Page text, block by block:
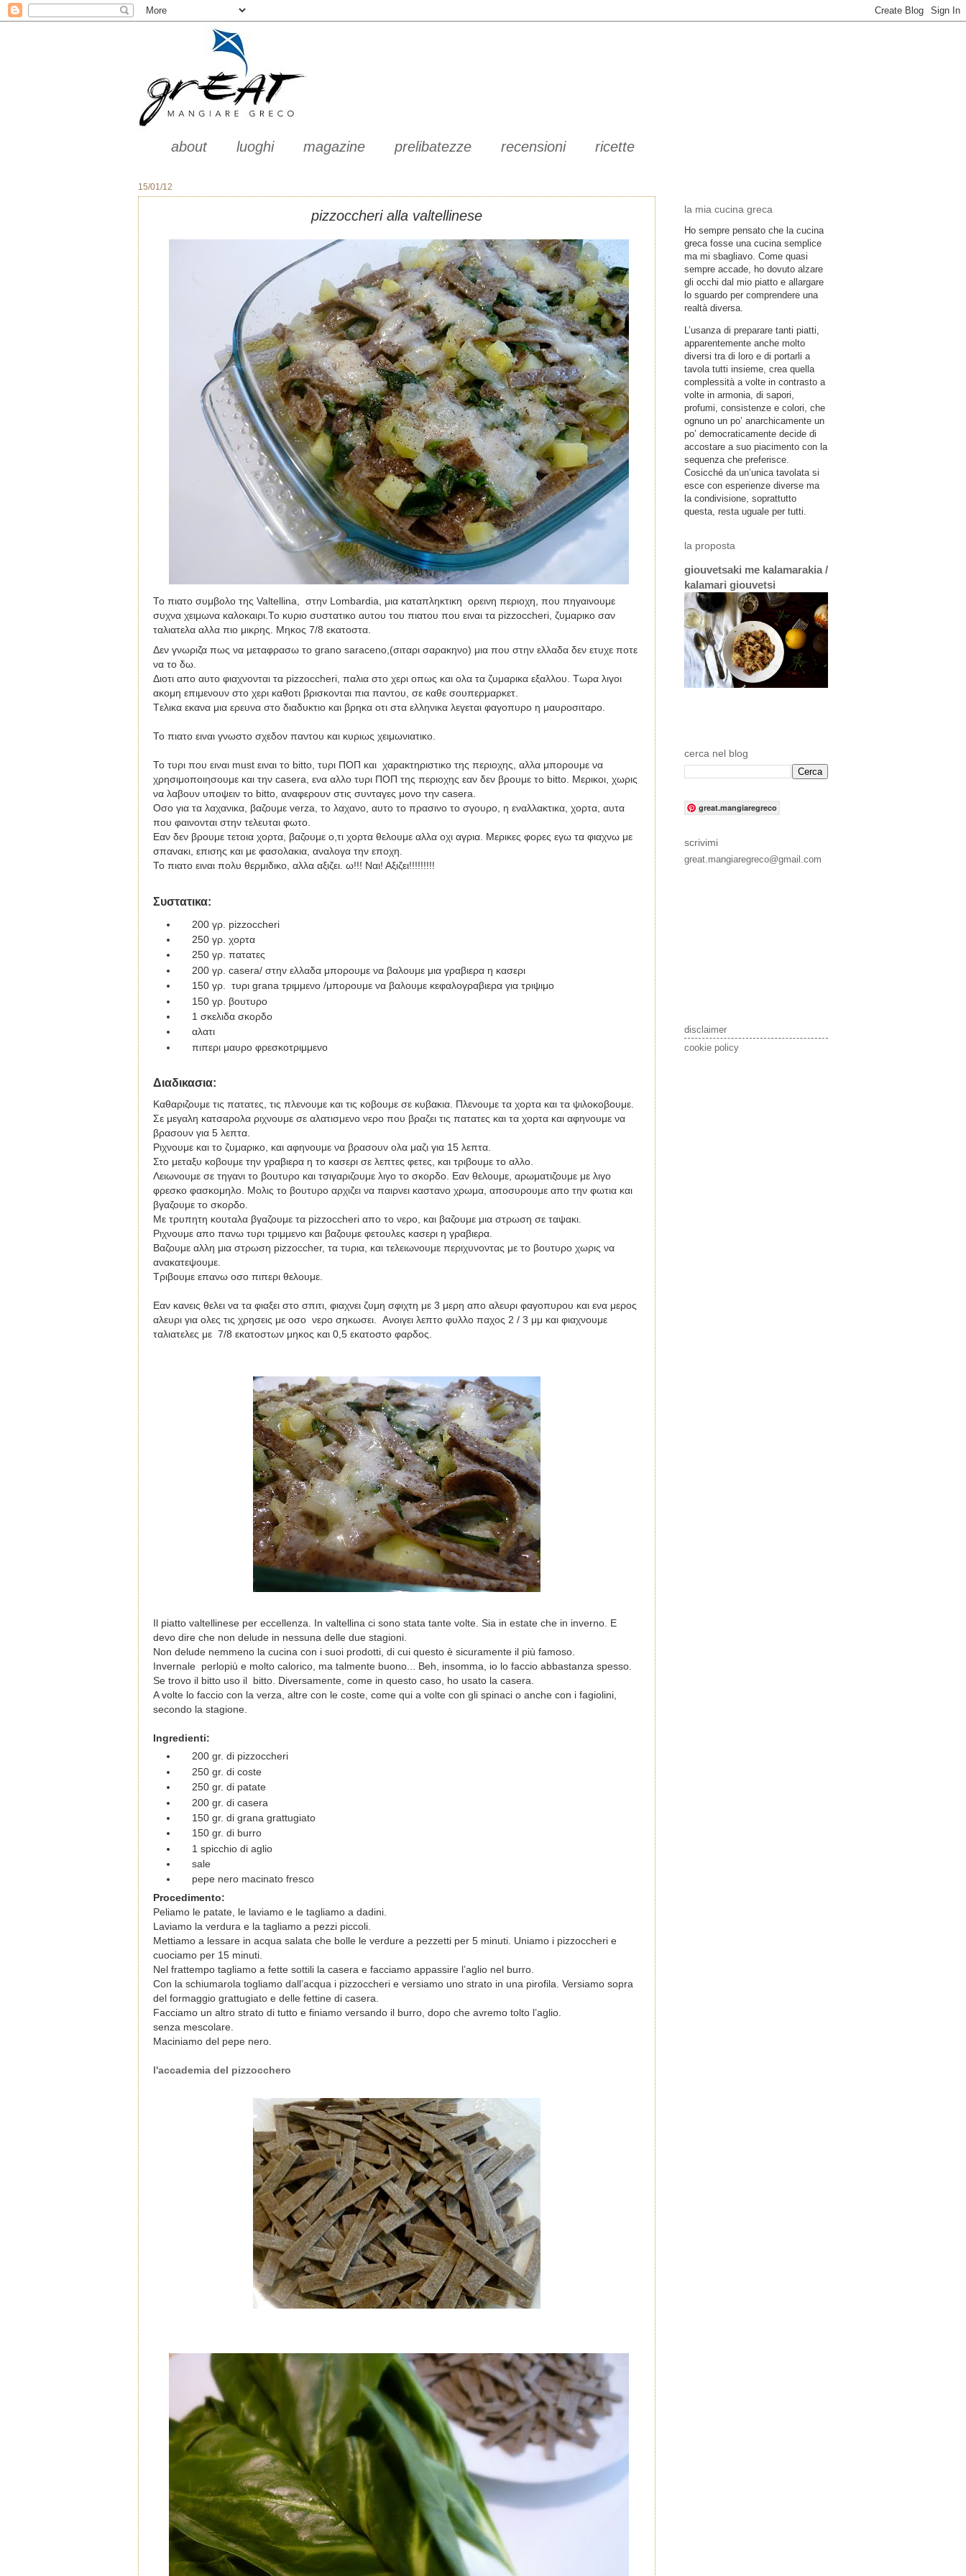
about luoghi magazine prelibatezze recensioni ricette
15/01/12
pizzoccheri alla valtellinese
Το πιατο συμβολο της Valtellina,
στην Lombardia, μια καταπληκτικη ορεινη περιοχη, που πηγαινουμε
συχνα χειμωνα καλοκαιρι. Το κυριο συστατικο αυτου του πιατου που ειναι τα pizzoccheri , ζυμαρικο σαν
ταλιατελα αλλα πιο μικρης. Μηκος 7/8 εκατοστα.
Δεν γνωριζα πως να μεταφρασω το grano saraceno ,(σιταρι σαρακηνο) μια που στην ελλαδα δεν ετυχε ποτε
να το δω.
Διοτι απο αυτο φιαχνονται τα pizzoccheri , παλια στο χερι οπως και ολα τα ζυμαρικα εξαλλου. Τωρα λιγοι
ακομη επιμενουν στο χερι καθοτι βρισκονται πια παντου, σε καθε σουπερμαρκετ.
Tελικα εκανα μια ερευνα στο διαδυκτιο και βρηκα οτι στα ελληνικα λεγεται φαγοπυρο η μαυροσιταρο.
Το πιατο ειναι γνωστο σχεδον παντου και κυριως χειμωνιατικο.
Το τυρι που ειναι must ειναι το bitto, τυρι ΠΟΠ και χαρακτηριστικο της περιοχης, αλλα μπορουμε να
χρησιμοποιησουμε και την casera , ενα αλλο τυρι ΠΟΠ της περιοχης εαν δεν βρουμε το bitto. Μερικοι, χωρις
να λαβουν υποψειν το bitto, αναφερουν στις συνταγες μονο την casera.
Οσο για τα λαχανικα, βαζουμε verza , το λαχανο, αυτο το πρασινο το σγουρο, η εναλλακτικα, χορτα, αυτα
που φαινονται στην τελευται φωτο.
Εαν δεν βρουμε τετοια χορτα, βαζουμε ο,τι χορτα θελουμε αλλα οχι αγρια. Μερικες φορες εγω τα φιαχνω με
σπανακι, επισης και με φασολακια, αναλογα την εποχη.
Το πιατο ειναι πολυ θερμιδικο, αλλα αξιζει. ω!!! Ναι! Αξιζει!!!!!!!!!
Συστατικα:
200 γρ. pizzoccheri
250 γρ. χορτα
250 γρ. πατατες
200 γρ. casera/ στην ελλαδα μπορουμε να βαλουμε μια γραβιερα η κασερι
150 γρ. τυρι grana τριμμενο /μπορουμε να βαλουμε κεφαλογραβιερα για τριψιμο
150 γρ. βουτυρο
1 σκελιδα σκορδο
αλατι
πιπερι μαυρο φρεσκοτριμμενο
Διαδικασια:
Καθαριζουμε τις πατατες, τις πλενουμε και τις κοβουμε σε κυβακια. Πλενουμε τα χορτα και τα ψιλοκοβουμε.
Σε μεγαλη κατσαρολα ριχνουμε σε αλατισμενο νερο που βραζει τις πατατες και τα χορτα και αφηνουμε να
βρασουν για 5 λεπτα.
Ριχνουμε και το ζυμαρικο, και αφηνουμε να βρασουν ολα μαζι για 15 λεπτα.
Στο μεταξυ κοβουμε την γραβιερα η το κασερι σε λεπτες φετες, και τριβουμε το αλλο.
Λειωνουμε σε τηγανι το βουτυρο και τσιγαριζουμε λιγο το σκορδο. Εαν θελουμε, αρωματιζουμε με λιγο
φρεσκο φασκομηλο. Μολις το βουτυρο αρχιζει να παιρνει καστανο χρωμα, αποσυρουμε απο την φωτια και
βγαζουμε το σκορδο.
Με τρυπητη κουταλα βγαζουμε τα pizzoccheri απο το νερο, και βαζουμε μια στρωση σε ταψακι.
Ριχνουμε απο πανω τυρι τριμμενο και βαζουμε φετουλες κασερι η γραβιερα.
Βαζουμε αλλη μια στρωση pizzoccher, τα τυρια, και τελειωνουμε περιχυνοντας με το βουτυρο χωρις να
ανακατεψουμε.
Τριβουμε επανω οσο πιπερι θελουμε.
Εαν κανεις θελει να τα φιαξει στο σπιτι, φιαχνει ζυμη σφιχτη με 3 μερη απο αλευρι φαγοπυρου και ενα μερος
αλευρι για ολες τις χρησεις με οσο νερο σηκωσει. Ανοιγει λεπτο φυλλο παχος 2 / 3 μμ και φιαχνουμε
ταλιατελες με 7/8 εκατοστων μηκος και 0,5 εκατοστο φαρδος.
Il piatto valtellinese per eccellenza. In valtellina ci sono stata tante volte. Sia in estate che in inverno. E
devo dire che non delude in nessuna delle due stagioni.
Non delude nemmeno la cucina con i suoi prodotti, di cui questo è sicuramente il più famoso.
Invernale perlopiù e molto calorico, ma talmente buono... Beh, insomma, io lo faccio abbastanza spesso.
Se trovo il bitto uso il bitto. Diversamente, come in questo caso, ho usato la casera.
A volte lo faccio con la verza, altre con le coste, come qui a volte con gli spinaci o anche con i fagiolini,
secondo la stagione.
Ingredienti:
200 gr. di pizzoccheri
250 gr. di coste
250 gr. di patate
200 gr. di casera
150 gr. di grana grattugiato
150 gr. di burro
1 spicchio di aglio
sale
pepe nero macinato fresco
Procedimento:
Peliamo le patate, le laviamo e le tagliamo a dadini.
Laviamo la verdura e la tagliamo a pezzi piccoli.
Mettiamo a lessare in acqua salata che bolle le verdure a pezzetti per 5 minuti. Uniamo i pizzoccheri e
cuociamo per 15 minuti.
Nel frattempo tagliamo a fette sottili la casera e facciamo appassire l’aglio nel burro.
Con la schiumarola togliamo dall’acqua i pizzoccheri e versiamo uno strato in una pirofila. Versiamo sopra
del formaggio grattugiato e delle fettine di casera.
Facciamo un altro strato di tutto e finiamo versando il burro, dopo che avremo tolto l’aglio.
senza mescolare.
Maciniamo del pepe nero.
l'accademia del pizzocchero
la mia cucina greca
Ho sempre pensato che la cucina
greca fosse una cucina semplice
ma mi sbagliavo. Come quasi
sempre accade, ho dovuto alzare
gli occhi dal mio piatto e allargare
lo sguardo per comprendere una
realtà diversa.
L’usanza di preparare tanti piatti,
apparentemente anche molto
diversi tra di loro e di portarli a
tavola tutti insieme, crea quella
complessità a volte in contrasto a
volte in armonia, di sapori,
profumi, consistenze e colori, che
ognuno un po’ anarchicamente un
po’ democraticamente decide di
accostare a suo piacimento con la
sequenza che preferisce.
Cosicché da un’unica tavolata si
esce con esperienze diverse ma
la condivisione, soprattutto
questa, resta uguale per tutti.
la proposta
giouvetsaki me kalamarakia /
kalamari giouvetsi
cerca nel blog
great.mangiaregreco
scrivimi
great.mangiaregreco@gmail.com
disclaimer
cookie policy